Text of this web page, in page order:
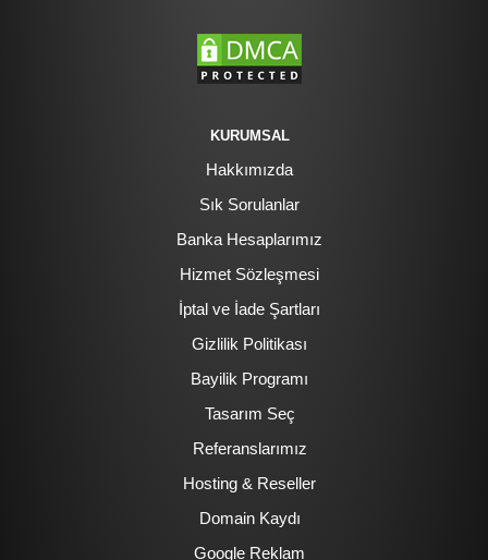
KURUMSAL
Hakkımızda
Sık Sorulanlar
Banka Hesaplarımız
Hizmet Sözleşmesi
İptal ve İade Şartları
Gizlilik Politikası
Bayilik Programı
Tasarım Seç
Referanslarımız
Hosting & Reseller
Domain Kaydı
Google Reklam